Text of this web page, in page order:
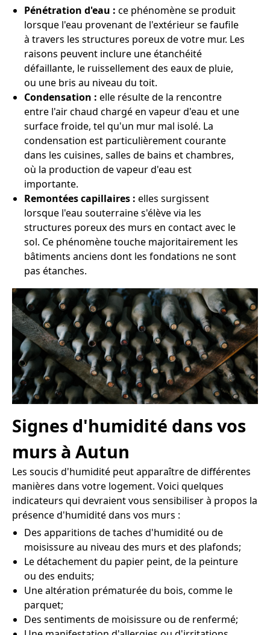
Pénétration d'eau : ce phénomène se produit
lorsque l'eau provenant de l'extérieur se faufile
à travers les structures poreux de votre mur. Les
raisons peuvent inclure une étanchéité
défaillante, le ruissellement des eaux de pluie,
ou une bris au niveau du toit.
Condensation : elle résulte de la rencontre
entre l'air chaud chargé en vapeur d'eau et une
surface froide, tel qu'un mur mal isolé. La
condensation est particulièrement courante
dans les cuisines, salles de bains et chambres,
où la production de vapeur d'eau est
importante.
Remontées capillaires : elles surgissent
lorsque l'eau souterraine s'élève via les
structures poreux des murs en contact avec le
sol. Ce phénomène touche majoritairement les
bâtiments anciens dont les fondations ne sont
pas étanches.
Signes d'humidité dans vos
murs à Autun
Les soucis d'humidité peut apparaître de différentes
manières dans votre logement. Voici quelques
indicateurs qui devraient vous sensibiliser à propos la
présence d'humidité dans vos murs :
Des apparitions de taches d'humidité ou de
moisissure au niveau des murs et des plafonds;
Le détachement du papier peint, de la peinture
ou des enduits;
Une altération prématurée du bois, comme le
parquet;
Des sentiments de moisissure ou de renfermé;